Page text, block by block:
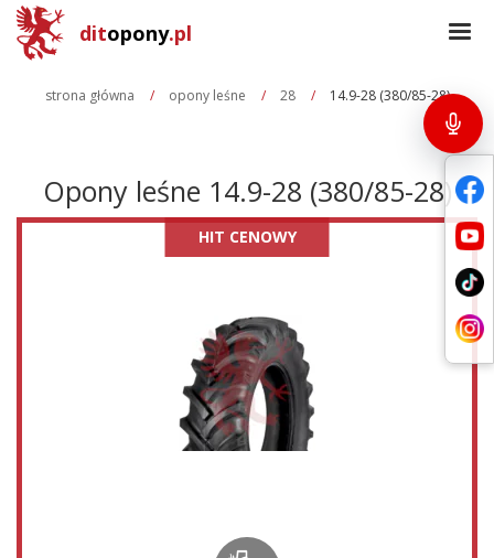
ditopony.pl
strona główna opony leśne 28 14.9-28 (380/85-28)
Oponyleśne 14.9-28 (380/85-28)
HIT CENOWY